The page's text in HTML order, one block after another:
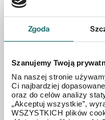
Zgoda
Szanujemy Twoją
Na naszej stronie
Ci najbardziej
oraz do celów analizy
„Akceptuj wszystkie”,
WSZYSTKICH plików
pokrewnych (Dz. U. 1994, nr 24 poz.
Nieruchomości Sp z o.o. lub
stanowić podstawę
NIERUCHOMOŚCI Sp. z o.o. w
zwalczaniu nieuczciwej konkurencji